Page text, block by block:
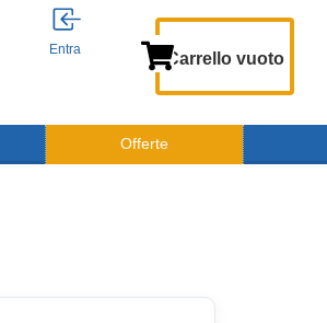
Entra Carrello vuoto
Offerte